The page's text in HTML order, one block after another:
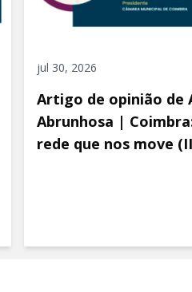
jul 30, 2026
Artigo de opinião de
Abrunhosa |
rede que nos move